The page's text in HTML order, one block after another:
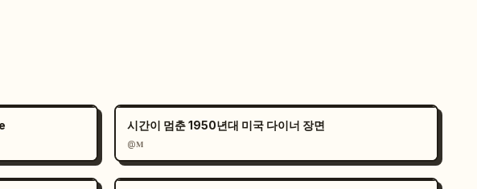
시간이 멈춘 1950년대 미국 다이너 장면
@𝐌